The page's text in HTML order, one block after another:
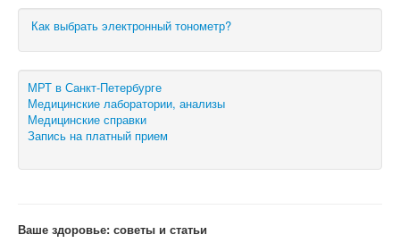
Как выбрать электронный тонометр?
МРТ в Санкт-Петербурге
Медицинские лаборатории, анализы
Медицинские справки
Запись на платный прием
Ваше здоровье: советы и статьи